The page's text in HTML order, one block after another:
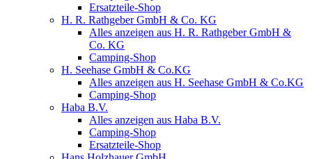
Ersatzteile-Shop
H. R. Rathgeber GmbH & Co. KG
Alles anzeigen aus H. R. Rathgeber GmbH &
Co. KG
Camping-Shop
H. Seehase GmbH & Co.KG
Alles anzeigen aus H. Seehase GmbH & Co.KG
Camping-Shop
Haba B.V.
Alles anzeigen aus Haba B.V.
Camping-Shop
Ersatzteile-Shop